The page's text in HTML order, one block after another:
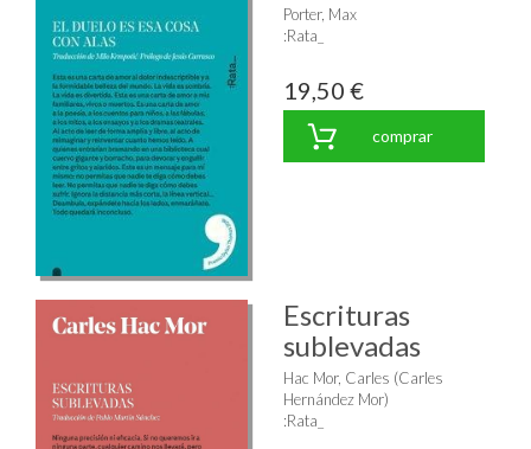
Porter, Max
:Rata_
19,50 €
comprar
Escrituras
sublevadas
Hac Mor, Carles (Carles
Hernández Mor)
:Rata_